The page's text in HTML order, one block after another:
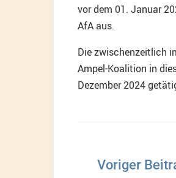
vor dem 01. Januar
AfA aus.
Die zwischenzeitlich
Ampel-Koalition in
Dezember 2024